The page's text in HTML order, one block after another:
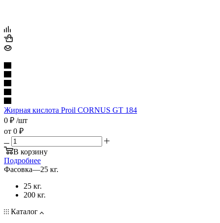
Жирная кислота Proil CORNUS GT 184
0 ₽ /шт
от 0 ₽
В корзину
Подробнее
Фасовка—25 кг.
25 кг.
200 кг.
Каталог